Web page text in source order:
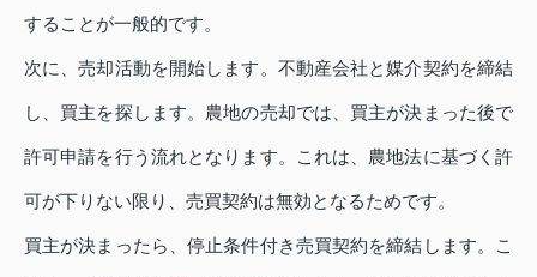
することが一般的です。
次に、売却活動を開始します。不動産会社と媒介契約を締結
し、買主を探します。農地の売却では、買主が決まった後で
許可申請を行う流れとなります。これは、農地法に基づく許
可が下りない限り、売買契約は無効となるためです。
買主が決まったら、停止条件付き売買契約を締結します。こ